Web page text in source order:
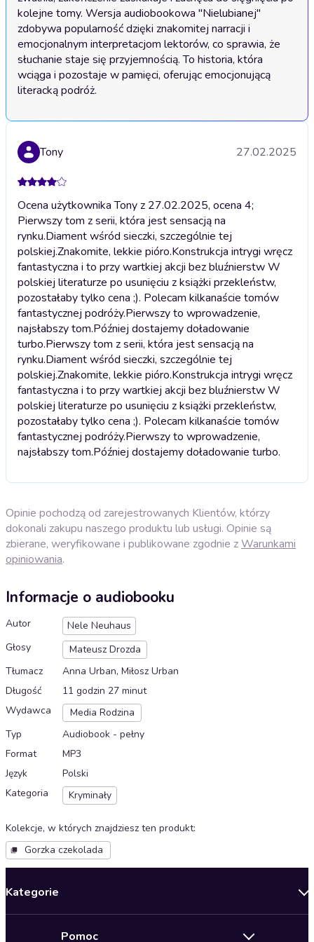
kolejne tomy. Wersja audiobookowa "Nielubianej"
zdobywa popularność dzięki znakomitej narracji i
emocjonalnym interpretacjom lektorów, co sprawia, że
słuchanie staje się przyjemnością. To historia, która
wciąga i pozostaje w pamięci, oferując emocjonującą
literacką podróż.
Tony 27.02.2025
Ocena użytkownika Tony z 27.02.2025, ocena 4;
Pierwszy tom z serii, która jest sensacją na
rynku.Diament wśród sieczki, szczególnie tej
polskiej.Znakomite, lekkie pióro.Konstrukcja intrygi wręcz
fantastyczna i to przy wartkiej akcji bez bluźnierstw W
polskiej literaturze po usunięciu z książki przekleństw,
pozostałaby tylko cena ;). Polecam kilkanaście tomów
fantastycznej podróży.Pierwszy to wprowadzenie,
najsłabszy tom.Później dostajemy doładowanie
turbo.Pierwszy tom z serii, która jest sensacją na
rynku.Diament wśród sieczki, szczególnie tej
polskiej.Znakomite, lekkie pióro.Konstrukcja intrygi wręcz
fantastyczna i to przy wartkiej akcji bez bluźnierstw W
polskiej literaturze po usunięciu z książki przekleństw,
pozostałaby tylko cena ;). Polecam kilkanaście tomów
fantastycznej podróży.Pierwszy to wprowadzenie,
najsłabszy tom.Później dostajemy doładowanie turbo.
Opinie pochodzą od zarejestrowanych Klientów, którzy
dokonali zakupu naszego produktu lub usługi. Opinie są
zbierane, weryfikowane i publikowane zgodnie zWarunkami
opiniowania.
Informacje o audiobooku
Autor
Nele Neuhaus
Głosy
Mateusz Drozda
Tłumacz
Anna Urban, Miłosz Urban
Długość
11 godzin 27 minut
Wydawca
Media Rodzina
Typ
Audiobook - pełny
Format
MP3
Język
Polski
Kategoria
Kryminały
Kolekcje, w których znajdziesz ten produkt:
Gorzka czekolada
Kategorie
Pomoc